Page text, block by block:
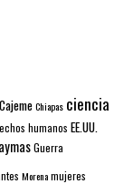
CajemeChiapas ciencia
humanos EE.UU.
Guerra
Morenamujeres